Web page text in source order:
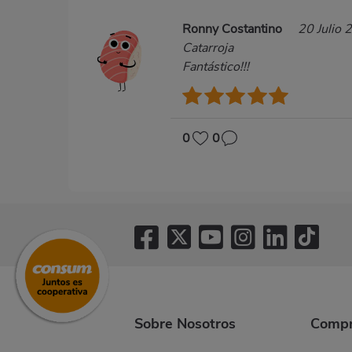
Ronny Costantino
20 Julio
Catarroja
Fantástico!!!
0 0
Sobre Nosotros